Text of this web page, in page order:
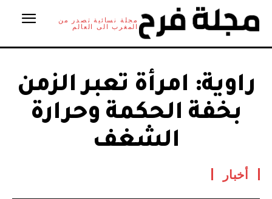
مجلة نسائية تصدر من
المغرب الى العالم
راوية: امرأة تعبر الزمن
بخفة الحكمة وحرارة
الشغف
أخبار